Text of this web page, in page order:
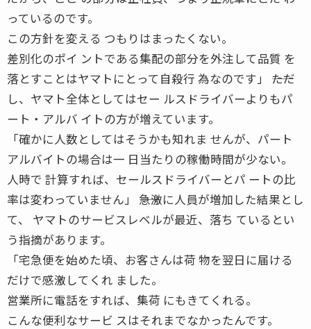
っているのです。
この方針を変える つもりはまったくない。
差別化のポイ ントである集配の部分を外注して品質 を
落とすことはヤマトにとって自殺行 為なのです」 ――ただ
し、ヤマト全体としてはセー ルスドライバーよりもパ
ート・アルバ イトの方が増えています。
「確かに人数としてはそうかも知れま せんが、パート
アルバイトの場合は一 日当たりの稼働時間が少ない。
人時で 計算すれば、セールスドライバーとパ ートの比
率は変わっていません」 ――急激に人員が増加した結果とし
て、 ヤマトのサービスレベルが最近、落ち ているとい
う指摘があります。
「宅急便を始めた頃、お客さんは荷 物を翌日に届ける
だけで感激してくれ ました。
営業所に電話をすれば、集荷 にもきてくれる。
こんな便利なサービ スはそれまでなかったんです。